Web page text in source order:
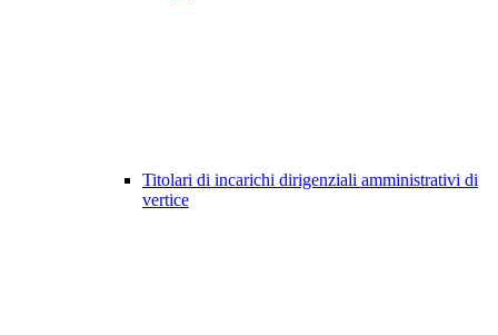
Titolari di incarichi dirigenziali amministrativi di
vertice